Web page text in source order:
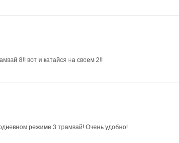
8!! вот и катайся на своем 2!!
режиме 3 трамвай! Очень удобно!